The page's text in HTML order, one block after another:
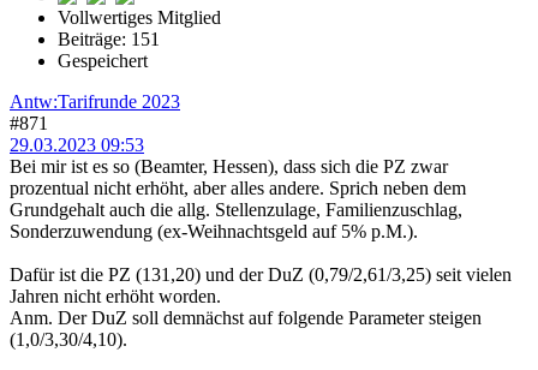
Vollwertiges Mitglied
Beiträge: 151
Gespeichert
Antw:Tarifrunde 2023
#871
29.03.2023 09:53
Bei mir ist es so (Beamter, Hessen), dass sich die PZ zwar
prozentual nicht erhöht, aber alles andere. Sprich neben dem
Grundgehalt auch die allg. Stellenzulage, Familienzuschlag,
Sonderzuwendung (ex-Weihnachtsgeld auf 5% p.M.).
Dafür ist die PZ (131,20) und der DuZ (0,79/2,61/3,25) seit vielen
Jahren nicht erhöht worden.
Anm. Der DuZ soll demnächst auf folgende Parameter steigen
(1,0/3,30/4,10).